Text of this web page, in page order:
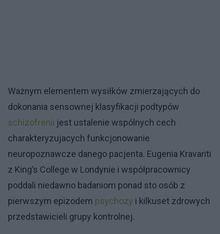
Ważnym elementem wysiłków zmierzających do
dokonania sensownej klasyfikacji podtypów
schizofrenii jest ustalenie wspólnych cech
charakteryzujacych funkcjonowanie
neuropoznawcze danego pacjenta. Eugenia Kravariti
z King’s College w Londynie i współpracownicy
poddali niedawno badaniom ponad sto osób z
pierwszym epizodem psychozy i kilkuset zdrowych
przedstawicieli grupy kontrolnej.